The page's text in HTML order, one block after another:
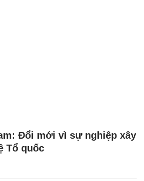
Đổi mới vì sự nghiệp xây
Tổ quốc